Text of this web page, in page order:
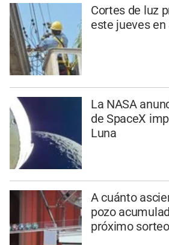
Cortes de luz
este jueves en
La NASA
de SpaceX
Luna
A cuánto
pozo
próximo